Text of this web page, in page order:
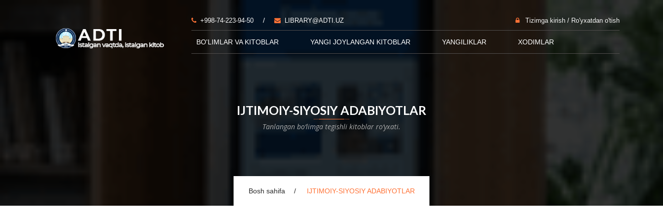
+998-74-223-94-50 / LIBRARY@ADTI.UZ Tizimga kirish / Ro'yxatdan o'tish
BO'LIMLAR VA KITOBLAR YANGI JOYLANGAN KITOBLAR YANGILIKLAR XODIMLAR
IJTIMOIY-SIYOSIY ADABIYOTLAR
Tanlangan bo‘limga tegishli kitoblar ro‘yxati.
Bosh sahifa IJTIMOIY-SIYOSIY ADABIYOTLAR